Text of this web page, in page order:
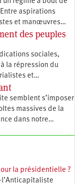
aspirations
et manœuvres…
des peuples
sociales,
la répression du
et…
semblent s’imposer
massives de la
dans notre…
la présidentielle ?
l’Anticapitaliste